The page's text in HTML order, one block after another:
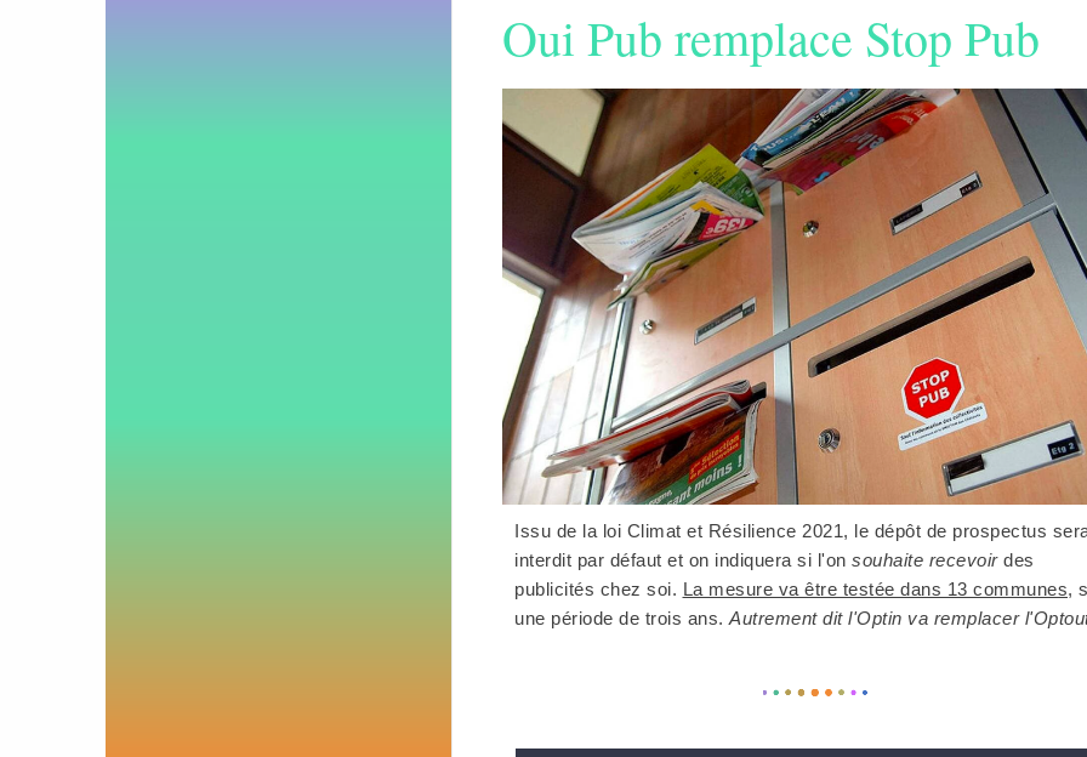
Oui Pub remplace Stop Pub
Issu de la loi Climat et Résilience 2021, le dépôt de prospectus
interdit par défaut et on indiquera si l'on souhaite recevoirdes
publicités chez soi. La mesure va être testée dans 13 communes,
une période de trois ans. Autrement dit l'Optin va remplacer